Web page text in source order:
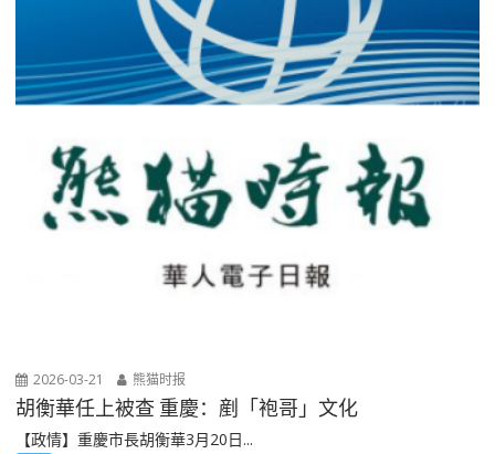
2026-03-21 熊猫时报
胡衡華任上被查 重慶：剷「袍哥」文化
【政情】重慶市長胡衡華3月20日...